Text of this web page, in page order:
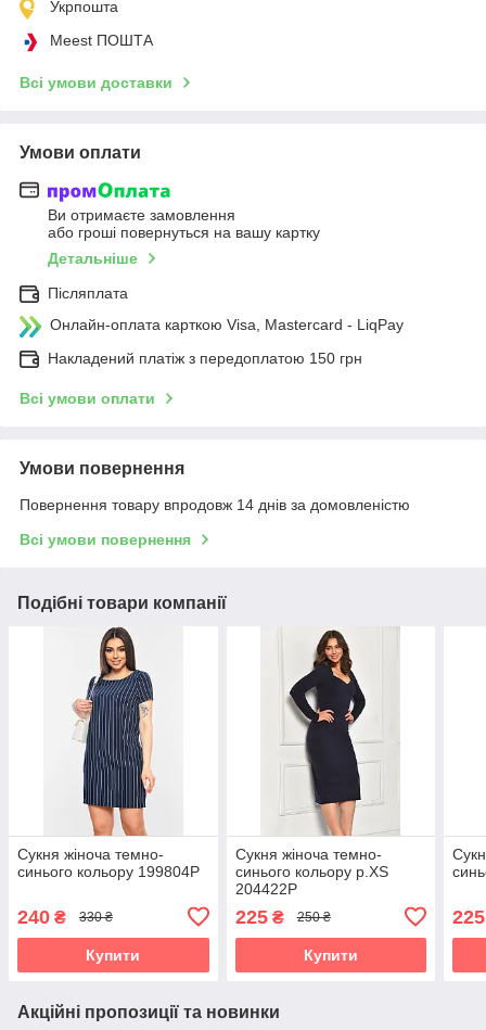
Укрпошта
Meest ПОШТА
Всі умови доставки
Умови оплати
Ви отримаєте замовлення
або гроші повернуться на вашу картку
Детальніше
Післяплата
Онлайн-оплата карткою Visa, Mastercard - LiqPay
Накладений платіж з передоплатою 150 грн
Всі умови оплати
Умови повернення
Повернення товару впродовж 14 днів за домовленістю
Всі умови повернення
Подібні товари компанії
Сукня жіноча темно-
синього кольору 199804P
240 ₴ 330 ₴
Купити
Сукня жіноча темно-
синього кольору р.XS
204422P
225₴ 250 ₴
Купити
225
Акційні пропозиції та новинки